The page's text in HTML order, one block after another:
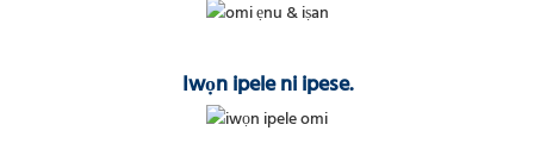
Iwọn ipele ni ipese.